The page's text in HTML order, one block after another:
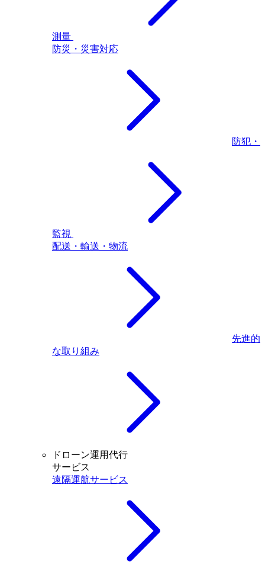
測量
防災・災害対応
防犯・
監視
配送・輸送・物流
先進的
な取り組み
ドローン運用代行
サービス
遠隔運航サービス